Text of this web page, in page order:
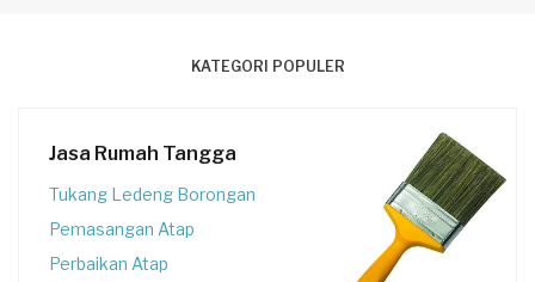
KATEGORI POPULER
Jasa Rumah Tangga
Tukang Ledeng Borongan
Pemasangan Atap
Perbaikan Atap